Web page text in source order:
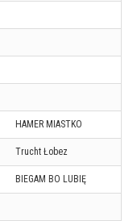
HAMER MIASTKO
Trucht Łobez
BIEGAM BO LUBIĘ